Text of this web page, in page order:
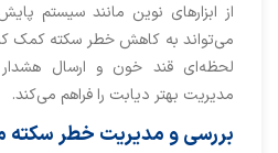
می‌تواند به کاهش خطر سکته کمک
لحظه‌ای قند خون و ارسال
مدیریت بهتر دیابت را فراهم می‌کند.
بررسی و مدیریت خطر سکته